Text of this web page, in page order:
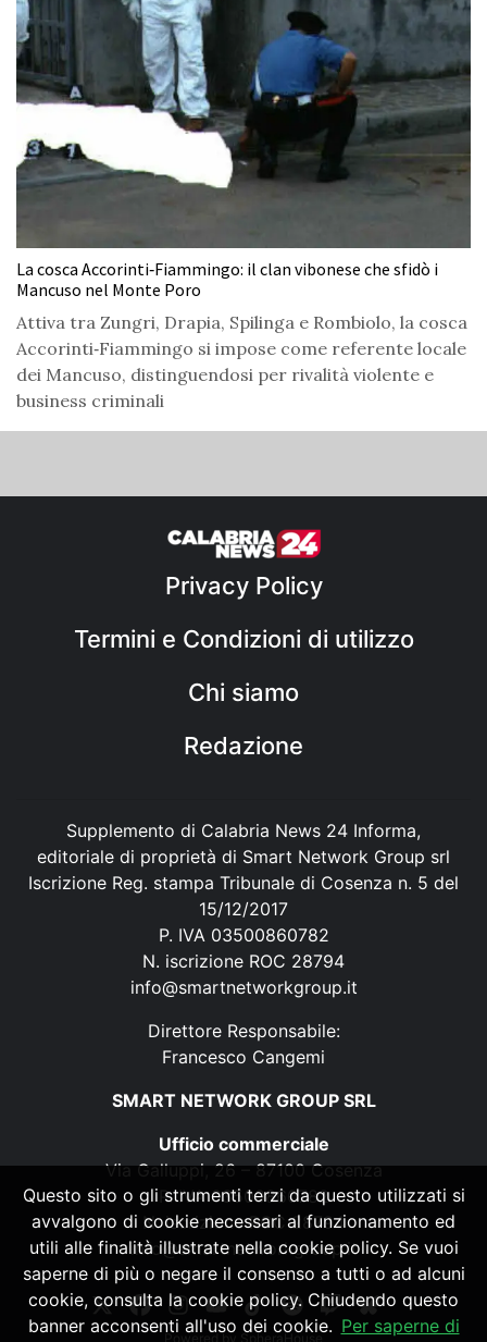
La cosca Accorinti‑Fiammingo: il clan vibonese che sfidò i
Mancuso nel Monte Poro
Attiva tra Zungri, Drapia, Spilinga e Rombiolo, la cosca
Accorinti‑Fiammingo si impose come referente locale
dei Mancuso, distinguendosi per rivalità violente e
business criminali
Privacy Policy
Termini e Condizioni di utilizzo
Chi siamo
Redazione
Supplemento di Calabria News 24 Informa,
editoriale di proprietà di Smart Network Group srl
Iscrizione Reg. stampa Tribunale di Cosenza n. 5 del
15/12/2017
P. IVA 03500860782
N. iscrizione ROC 28794
info@smartnetworkgroup.it
Direttore Responsabile:
Francesco Cangemi
SMART NETWORK GROUP SRL
Ufficio commerciale
Via Galluppi, 26 – 87100 Cosenza
P. IVA 03500860782
N. iscrizione ROC 28794
info@smartnetworkgroup.it
Powered by SpheraHouse
Questo sito o gli strumenti terzi da questo utilizzati si
avvalgono di cookie necessari al funzionamento ed
utili alle finalità illustrate nella cookie policy. Se vuoi
saperne di più o negare il consenso a tutti o ad alcuni
cookie, consulta la cookie policy. Chiudendo questo
banner acconsenti all'uso dei cookie. Per saperne di